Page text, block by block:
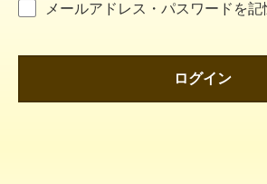
メールアドレス・パスワードを記
ログイン